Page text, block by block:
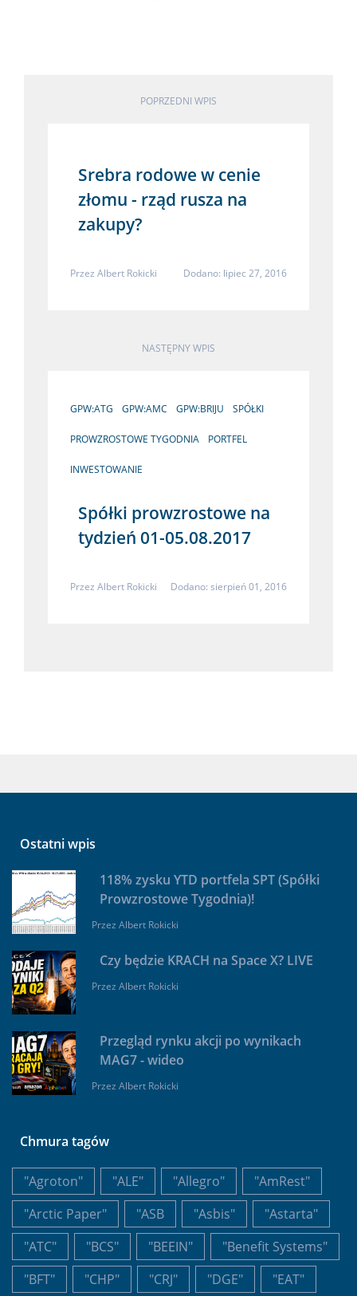
POPRZEDNI WPIS
Srebra rodowe w cenie
złomu - rząd rusza na
zakupy?
Przez Albert Rokicki Dodano: lipiec 27, 2016
NASTĘPNY WPIS
GPW:ATG GPW:AMC GPW:BRIJU SPÓŁKI
PROWZROSTOWE TYGODNIA PORTFEL
INWESTOWANIE
Spółki prowzrostowe na
tydzień 01-05.08.2017
Przez Albert Rokicki Dodano: sierpień 01, 2016
Ostatni wpis
118% zysku YTD portfela SPT (Spółki
Prowzrostowe Tygodnia)!
Przez Albert Rokicki
Czy będzie KRACH na Space X? LIVE
Przez Albert Rokicki
Przegląd rynku akcji po wynikach
MAG7 - wideo
Przez Albert Rokicki
Chmura tagów
"Agroton" "ALE" "Allegro"
"AmRest"
"Arctic Paper"
"ASB "Asbis"
"Astarta"
"ATC"
"BCS" "BEEIN"
"Benefit Systems"
"BFT"
"CHP" "CRJ" "DGE" "EAT"